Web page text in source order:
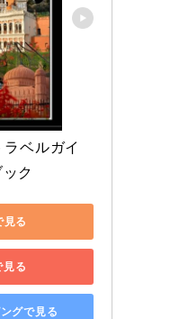
ベルガイ
ク
る
見る
グで見る